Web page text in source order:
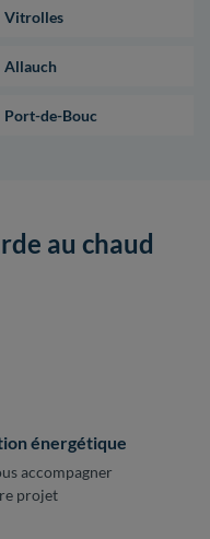
Vitrolles
Allauch
Port-de-Bouc
au chaud
énergétique
accompagner
projet